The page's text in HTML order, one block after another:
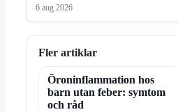
6 aug 2026
Fler artiklar
Öroninflammation hos
barn utan feber: symtom
och råd